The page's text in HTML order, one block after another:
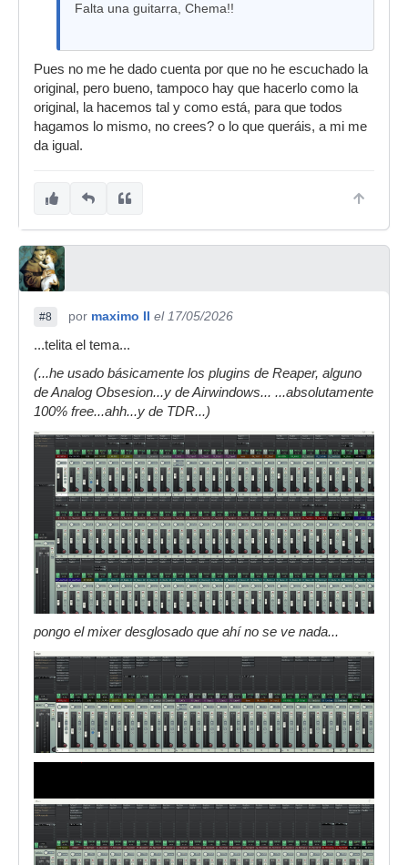
Falta una guitarra, Chema!!
Pues no me he dado cuenta por que no he escuchado la
original, pero bueno, tampoco hay que hacerlo como la
original, la hacemos tal y como está, para que todos
hagamos lo mismo, no crees? o lo que queráis, a mi me
da igual.
#8 por maximo II el 17/05/2026
...telita el tema...
(...he usado básicamente los plugins de Reaper, alguno
de Analog Obsesion...y de Airwindows... ...absolutamente
100% free...ahh...y de TDR...)
pongo el mixer desglosado que ahí no se ve nada...